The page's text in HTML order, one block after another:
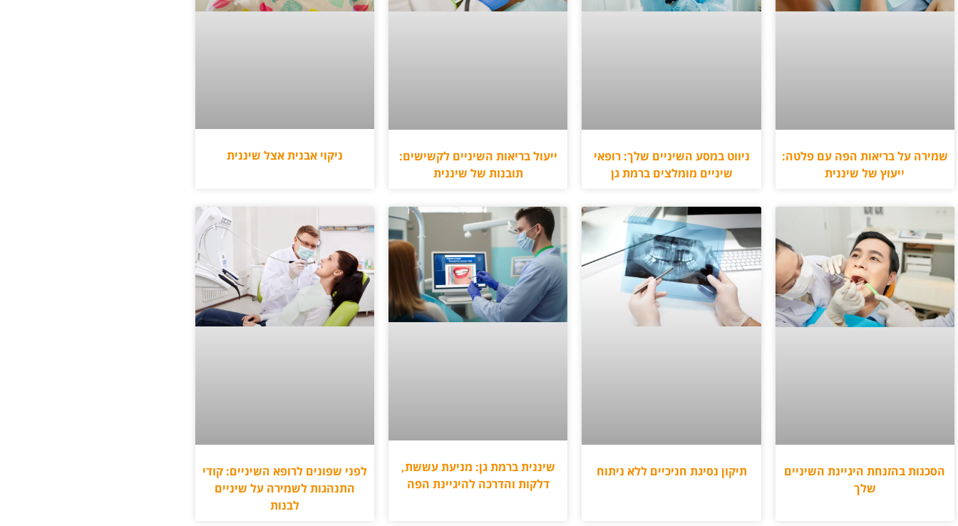
שמירה על בריאות הפה עם פלטה:
ייעוץ של שיננית
ניווט במסע השיניים שלך: רופאי
שיניים מומלצים ברמת גן
ייעול בריאות השיניים לקשישים:
תובנות של שיננית
ניקוי אבנית אצל שיננית
הסכנות בהזנחת היגיינת השיניים
שלך
תיקון נסיגת חניכיים ללא ניתוח
שיננית ברמת גן: מניעת עששת,
דלקות והדרכה להיגיינת הפה
לפני שפונים לרופא השיניים: קודי
התנהגות לשמירה על שיניים
לבנות